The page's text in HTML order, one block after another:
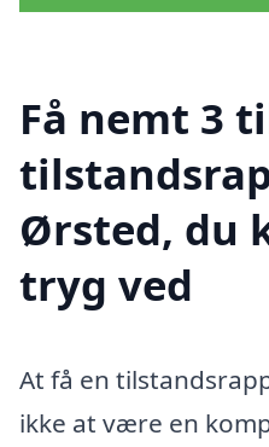
Få nemt 3
Ørsted, du
tryg ved
At få en
ikke at være en